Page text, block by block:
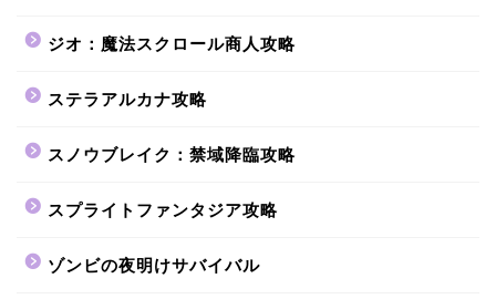
ジオ：魔法スクロール商人攻略
ステラアルカナ攻略
スノウブレイク：禁域降臨攻略
スプライトファンタジア攻略
ゾンビの夜明けサバイバル